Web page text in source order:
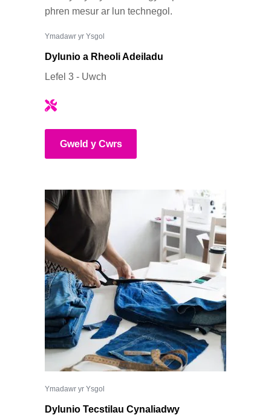
Ymadawr yr Ysgol
Dylunio a Rheoli Adeiladu
Lefel 3 - Uwch
Gweld y Cwrs
Ymadawr yr Ysgol
Dylunio Tecstilau Cynaliadwy